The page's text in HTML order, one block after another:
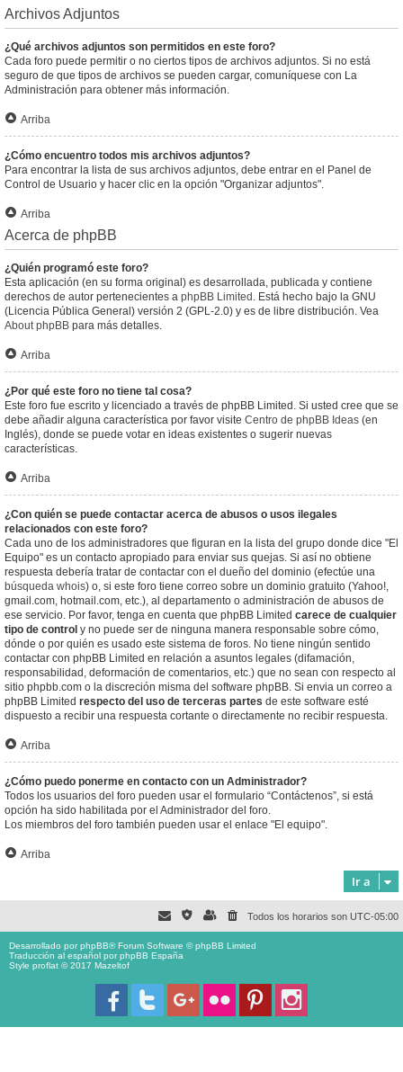
Archivos Adjuntos
¿Qué archivos adjuntos son permitidos en este foro?
Cada foro puede permitir o no ciertos tipos de archivos adjuntos. Si no está
seguro de que tipos de archivos se pueden cargar, comuníquese con La
Administración para obtener más información.
Arriba
¿Cómo encuentro todos mis archivos adjuntos?
Para encontrar la lista de sus archivos adjuntos, debe entrar en el Panel de
Control de Usuario y hacer clic en la opción "Organizar adjuntos".
Arriba
Acerca de phpBB
¿Quién programó este foro?
Esta aplicación (en su forma original) es desarrollada, publicada y contiene
derechos de autor pertenecientes a phpBB Limited . Está hecho bajo la GNU
(Licencia Pública General) versión 2 (GPL-2.0) y es de libre distribución. Vea
About phpBB para más detalles.
Arriba
¿Por qué este foro no tiene tal cosa?
Este foro fue escrito y licenciado a través de phpBB Limited. Si usted cree que se
debe añadir alguna característica por favor visite Centro de phpBB Ideas (en
Inglés), donde se puede votar en ideas existentes o sugerir nuevas
características.
Arriba
¿Con quién se puede contactar acerca de abusos o usos ilegales
relacionados con este foro?
Cada uno de los administradores que figuran en la lista del grupo donde dice "El
Equipo" es un contacto apropiado para enviar sus quejas. Si así no obtiene
respuesta debería tratar de contactar con el dueño del dominio (efectúe una
búsqueda whois) o, si este foro tiene correo sobre un dominio gratuito (Yahoo!,
gmail.com, hotmail.com, etc.), al departamento o administración de abusos de
ese servicio. Por favor, tenga en cuenta que phpBB Limited carece de cualquier
tipo de control y no puede ser de ninguna manera responsable sobre cómo,
dónde o por quién es usado este sistema de foros. No tiene ningún sentido
contactar con phpBB Limited en relación a asuntos legales (difamación,
responsabilidad, deformación de comentarios, etc.) que no sean con respecto al
sitio phpbb.com o la discreción misma del software phpBB. Si envia un correo a
phpBB Limited respecto del uso de terceras partes de este software esté
dispuesto a recibir una respuesta cortante o directamente no recibir respuesta.
Arriba
¿Cómo puedo ponerme en contacto con un Administrador?
Todos los usuarios del foro pueden usar el formulario “Contáctenos”, si está
opción ha sido habilitada por el Administrador del foro.
Los miembros del foro también pueden usar el enlace "El equipo".
Arriba
Ir a
Todos los horarios son UTC-05:00
Desarrollado porphpBB® Forum Software © phpBB Limited
Traducción al español porphpBB España
Style proflat © 2017 Mazeltof